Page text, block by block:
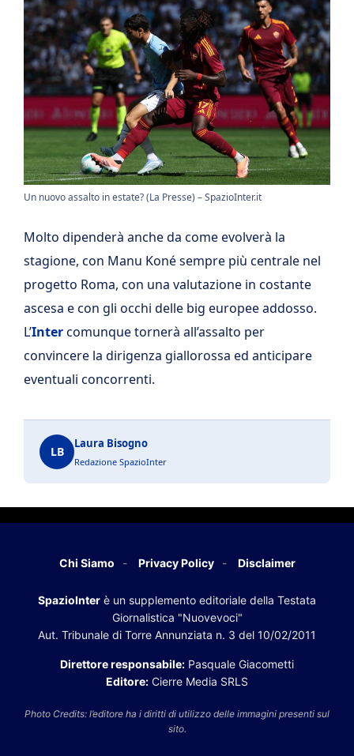
Un nuovo assalto in estate? (La Presse) – SpazioInter.it
Molto dipenderà anche da come evolverà la
stagione, con Manu Koné sempre più centrale nel
progetto Roma, con una valutazione in costante
ascesa e con gli occhi delle big europee addosso.
L’Intercomunque tornerà all’assalto per
convincere la dirigenza giallorossa ed anticipare
eventuali concorrenti.
LB
Laura Bisogno
Redazione SpazioInter
Chi Siamo Privacy Policy Disclaimer
SpazioInter è un supplemento editoriale della Testata
Giornalistica "Nuovevoci"
Aut. Tribunale di Torre Annunziata n. 3 del 10/02/2011
Direttore responsabile: Pasquale Giacometti
Editore: Cierre Media SRLS
Photo Credits: l’editore ha i diritti di utilizzo delle immagini presenti sul
sito.